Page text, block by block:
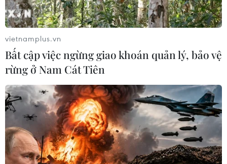
vietnamplus.vn
Bất cập việc ngừng giao khoán quản lý, bảo vệ
rừng ở Nam Cát Tiên